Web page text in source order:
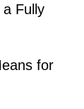
Fully
for